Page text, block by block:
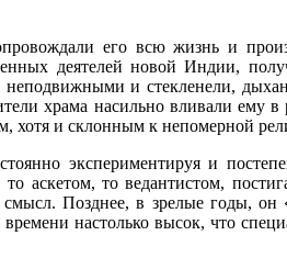
его всю жизнь и
деятелей новой Индии,
неподвижными и стекленели,
храма насильно вливали
и склонным к непомерной
экспериментируя и
аскетом, то ведантистом,
Позднее, в зрелые годы, он
настолько высок, что